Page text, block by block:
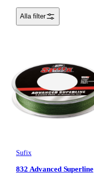
Alla filter
Sufix
832 Advanced Superline